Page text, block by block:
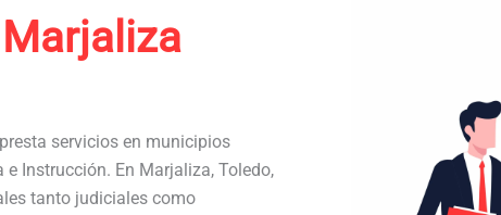
servicios en municipios
Instrucción. En Marjaliza, Toledo,
tanto judiciales como